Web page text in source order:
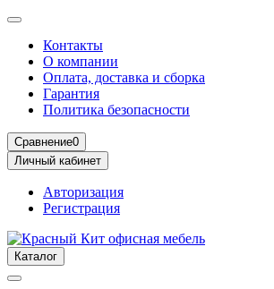
Контакты
О компании
Оплата, доставка и сборка
Гарантия
Политика безопасности
Сравнение0
Личный кабинет
Авторизация
Регистрация
Каталог